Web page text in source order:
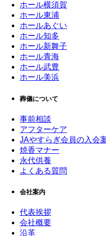
ホール横須賀
ホール東浦
ホールあぐい
ホール知多
ホール新舞子
ホール青海
ホール武豊
ホール美浜
葬儀について
事前相談
アフターケア
JAやすらぎ会員の入会
焼香マナー
永代供養
よくある質問
会社案内
代表挨拶
会社概要
沿革